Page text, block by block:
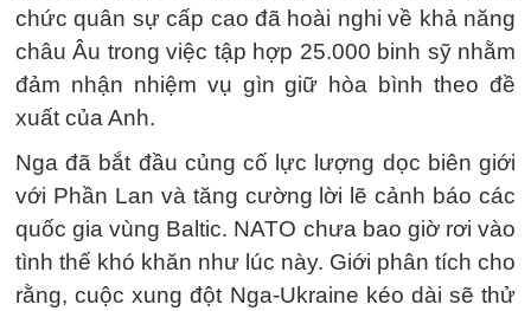
chức quân sự cấp cao đã hoài nghi về khả năng
châu Âu trong việc tập hợp 25.000 binh sỹ nhằm
đảm nhận nhiệm vụ gìn giữ hòa bình theo đề
xuất của Anh.
Nga đã bắt đầu củng cố lực lượng dọc biên giới
với Phần Lan và tăng cường lời lẽ cảnh báo các
quốc gia vùng Baltic. NATO chưa bao giờ rơi vào
tình thế khó khăn như lúc này. Giới phân tích cho
rằng, cuộc xung đột Nga-Ukraine kéo dài sẽ thử